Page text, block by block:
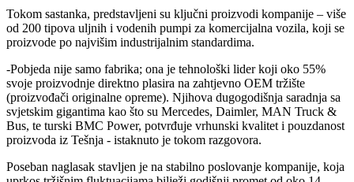
Tokom sastanka, predstavljeni su ključni proizvodi kompanije – više
od 200 tipova uljnih i vodenih pumpi za komercijalna vozila, koji se
proizvode po najvišim industrijalnim standardima.
-Pobjeda nije samo fabrika; ona je tehnološki lider koji oko 55%
svoje proizvodnje direktno plasira na zahtjevno OEM tržište
(proizvođači originalne opreme). Njihova dugogodišnja saradnja sa
svjetskim gigantima kao što su Mercedes, Daimler, MAN Truck &
Bus, te turski BMC Power, potvrđuje vrhunski kvalitet i pouzdanost
proizvoda iz Tešnja - istaknuto je tokom razgovora.
Poseban naglasak stavljen je na stabilno poslovanje kompanije, koja